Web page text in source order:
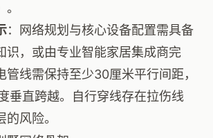
：网络规划与核心设备配置需具备
识，或由专业智能家居集成商完
管线需保持至少30厘米平行间距，
垂直跨越。自行穿线存在拉伤线
风险。